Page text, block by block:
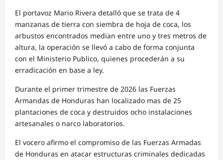
El portavoz Mario Rivera detalló que se trata de 4
manzanas de tierra con siembra de hoja de coca, los
arbustos encontrados median entre uno y tres metros de
altura, la operación se llevó a cabo de forma conjunta
con el Ministerio Publico, quienes procederán a su
erradicación en base a ley.
Durante el primer trimestre de 2026 las Fuerzas
Armandas de Honduras han localizado mas de 25
plantaciones de coca y destruidos ocho instalaciones
artesanales o narco laboratorios.
El vocero afirmo el compromiso de las Fuerzas Armadas
de Honduras en atacar estructuras criminales dedicadas